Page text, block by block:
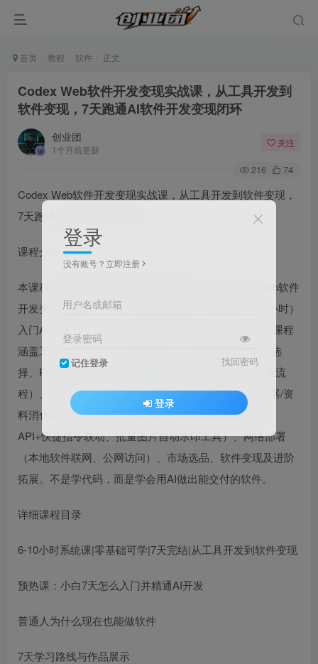
首页 教程 软件 正文
Codex Web软件开发变现实战课，从工具开发到
软件变现，7天跑通AI软件开发变现闭环
创业团
1个月前更新
关注
216 74
Codex Web软件开发变现实战课，从工具开发到软件变现，
7天跑通AI软件开发变现闭环
课程介绍：
本课程是千梦同学第105期原创众筹技术课《CodexWeb软件
开发变现实战课》，专为零基础小白打造，7天（6-10小时）
入门AI软件开发，从工具开发到软件变现全链路闭环。课程
涵盖工具入门（Codex环境搭建、AI开发工具与大模型选
择、Prompt工作流）、产品认知（软件类型全景、开发流
程）、最小可卖产品MVP开发、5大实战案例（AI阅读器/资
料消化器、24小时内容监控系统、网页项目助理插件、
API+快捷指令联动、批量图片自动水印工具）、网络部署
（本地软件联网、公网访问）、市场选品、软件变现及进阶
拓展。不是学代码，而是学会用AI做出能交付的软件。
详细课程目录
6-10小时系统课|零基础可学|7天完结|从工具开发到软件变现
预热课：小白7天怎么入门并精通AI开发
普通人为什么现在也能做软件
7天学习路线与作品展示
登录
没有账号？立即注册
用户名或邮箱
登录密码
记住登录 找回密码
登录